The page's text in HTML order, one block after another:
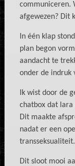
communiceren.
afgewezen? Dit
In één klap
plan begon
aandacht te
onder de indruk
Ik wist door de
chatbox dat lara
Dit maakte
nadat er een
transseksualiteit.
Dit sloot mooi